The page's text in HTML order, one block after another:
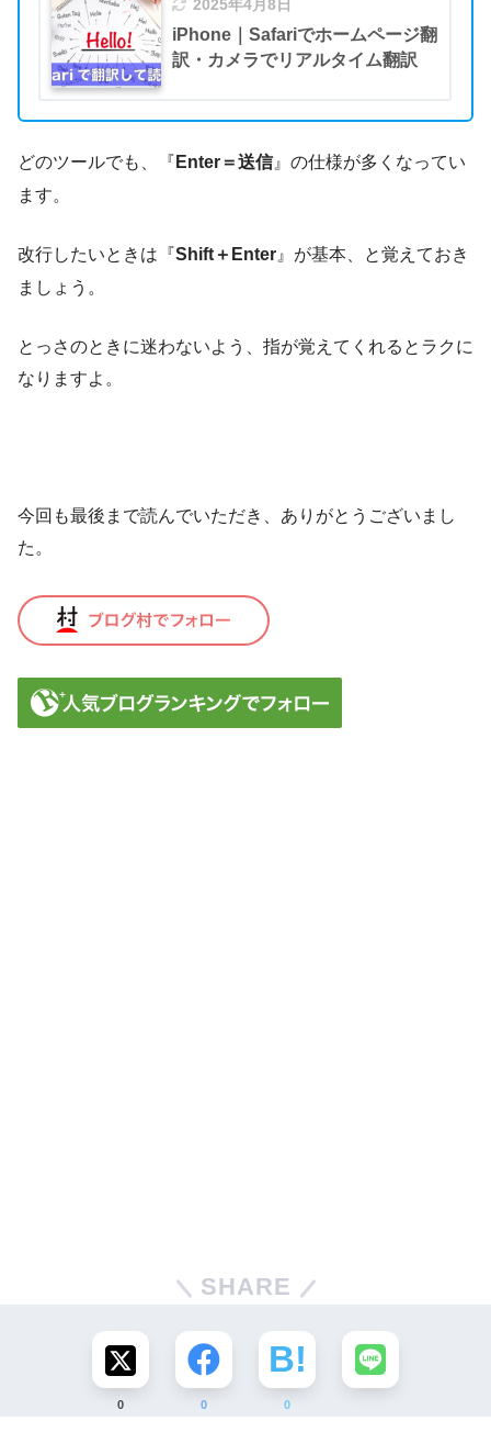
2025年4月8日
iPhone｜Safariでホームページ翻
訳・カメラでリアルタイム翻訳
どのツールでも、『 Enter＝送信』の仕様が多くなってい
ます。
改行したいときは『Shift＋Enter 』が基本、と覚えておき
ましょう。
とっさのときに迷わないよう、指が覚えてくれるとラクに
なりますよ。
今回も最後まで読んでいただき、ありがとうございまし
た。
SHARE
0 0 0